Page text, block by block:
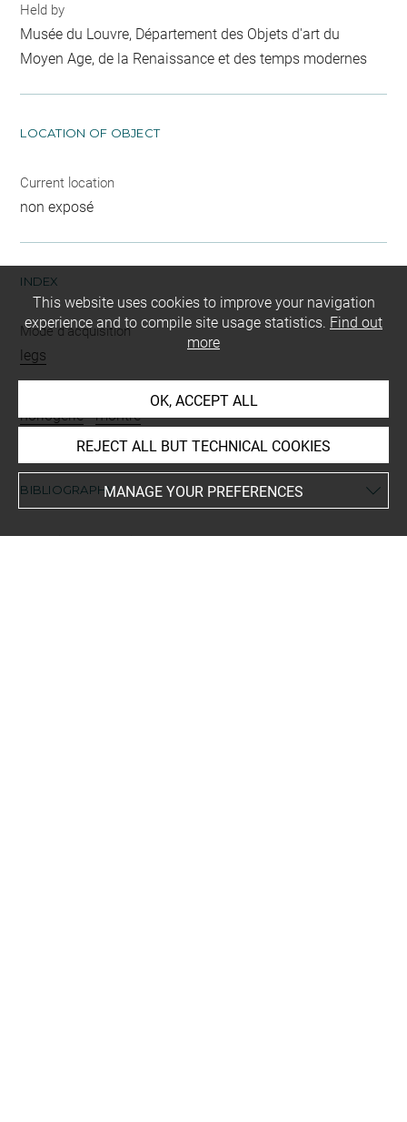
Held by
Musée du Louvre, Département des Objets d'art du
Moyen Age, de la Renaissance et des temps modernes
LOCATION OF OBJECT
Current location
non exposé
INDEX
Mode d'acquisition
legs
horlogerie-montre
BIBLIOGRAPHY
Cardinal, Catherine, Les montres et horloges de table du
This website uses cookies to improve your navigation
experience and to compile site usage statistics. Find out
more
OK, ACCEPT ALL
REJECT ALL BUT TECHNICAL COOKIES
MANAGE YOUR PREFERENCES